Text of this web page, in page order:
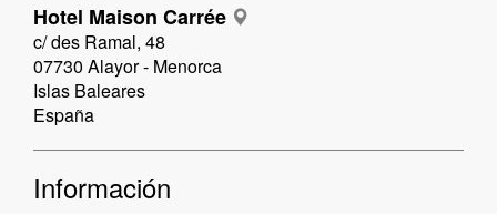
Hotel Maison Carrée
c/ des Ramal, 48
07730 Alayor - Menorca
Islas Baleares
España
Información